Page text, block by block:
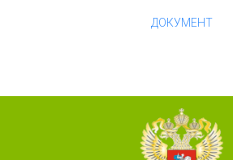
ДОКУМЕНТ